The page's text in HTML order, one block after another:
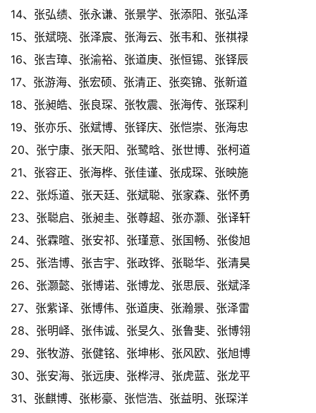
14、张弘绩、张永谦、张景学、张添阳、张弘泽
15、张斌晓、张泽宸、张海云、张韦和、张祺禄
16、张吉璋、张渝裕、张道庚、张恒锡、张铎辰
17、张游海、张宏硕、张清正、张奕锦、张新道
18、张昶皓、张良琛、张牧震、张海传、张琛利
19、张亦乐、张斌博、张铎庆、张恺崇、张海忠
20、张宁康、张天阳、张鹭晗、张世博、张柯道
21、张容正、张海桦、张佳谨、张成琛、张映施
22、张烁道、张天廷、张斌聪、张家森、张怀勇
23、张聪启、张昶圭、张尊超、张亦灏、张译轩
24、张霖暄、张安祁、张瑾意、张国畅、张俊旭
25、张浩博、张吉宇、张政铧、张聪华、张清昊
26、张灏懿、张博诺、张博龙、张思辰、张斌泽
27、张紫译、张博伟、张道庚、张瀚景、张泽雷
28、张明峄、张伟诚、张旻久、张鲁斐、张博翎
29、张牧游、张健铭、张坤彬、张风欧、张旭博
30、张安海、张远庚、张桦浔、张虎蓝、张龙平
31、张麒博、张彬豪、张恺浩、张益明、张琛洋